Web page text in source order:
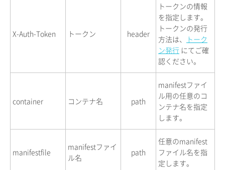
X-Auth-Token トークン header
トークンの情報
を指定します。
トークンの発行
方法は、
トーク
ン発行 にてご確
認ください。
container コンテナ名 path
manifestファイ
ル用の任意のコ
ンテナ名を指定
します。
manifestfile
manifestファイ
ル名
path
任意のmanifest
ファイル名を指
定します。